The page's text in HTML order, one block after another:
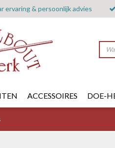
ervaring & persoonlijk advies
ACCESSOIRES DOE-